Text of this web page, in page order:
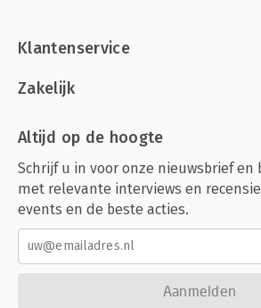
Klantenservice
Zakelijk
Altijd op de hoogte
Schrijf u in voor onze nieuwsbrief
met relevante interviews en
events en de beste acties.
Aanmelden